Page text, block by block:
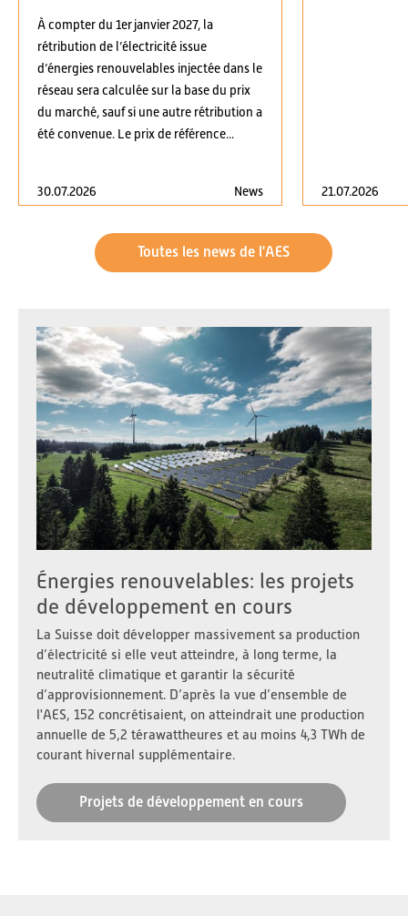
À compter du 1er janvier 2027, la
rétribution de l’électricité issue
d’énergies renouvelables injectée dans le
réseau sera calculée sur la base du prix
du marché, sauf si une autre rétribution a
été convenue. Le prix de référence...
30.07.2026 News 21.07.2026
Toutes les news de l'AES
Énergies renouvelables: les projets
de développement en cours
La Suisse doit développer massivement sa production
d’électricité si elle veut atteindre, à long terme, la
neutralité climatique et garantir la sécurité
d’approvisionnement. D’après la vue d’ensemble de
l'AES, 152 concrétisaient, on atteindrait une production
annuelle de 5,2 térawattheures et au moins 4,3 TWh de
courant hivernal supplémentaire.
Projets de développement en cours